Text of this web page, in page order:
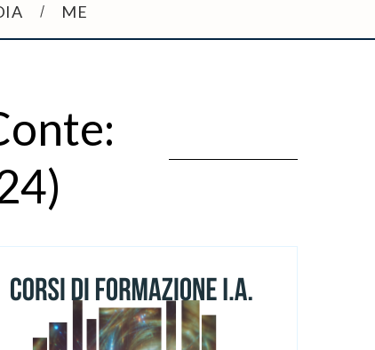
ME